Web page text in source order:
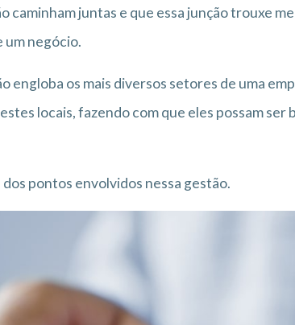
caminham juntas e que essa junção trouxe
um negócio.
engloba os mais diversos setores de uma
locais, fazendo com que eles possam ser
pontos envolvidos nessa gestão.